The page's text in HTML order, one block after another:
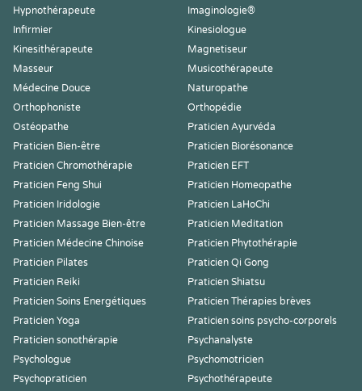
Hypnothérapeute
Imaginologie®
Infirmier
Kinesiologue
Kinesithérapeute
Magnetiseur
Masseur
Musicothérapeute
Médecine Douce
Naturopathe
Orthophoniste
Orthopédie
Ostéopathe
Praticien Ayurvéda
Praticien Bien-être
Praticien Biorésonance
Praticien Chromothérapie
Praticien EFT
Praticien Feng Shui
Praticien Homeopathe
Praticien Iridologie
Praticien LaHoChi
Praticien Massage Bien-être
Praticien Meditation
Praticien Médecine Chinoise
Praticien Phytothérapie
Praticien Pilates
Praticien Qi Gong
Praticien Reiki
Praticien Shiatsu
Praticien Soins Energétiques
Praticien Thérapies brèves
Praticien Yoga
Praticien soins psycho-corporels
Praticien sonothérapie
Psychanalyste
Psychologue
Psychomotricien
Psychopraticien
Psychothérapeute